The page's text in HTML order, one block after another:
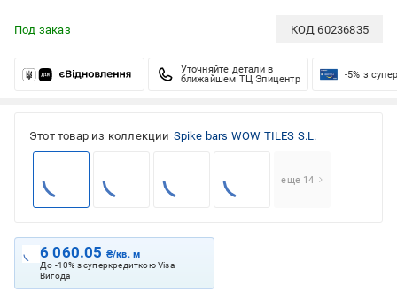
Под заказ КОД60236835
Уточняйте детали в
ближайшем ТЦ Эпицентр
-5% з
Этот товар из коллекции Spike bars WOW TILES S.L.
еще 14
6 060.05 ₴/кв. м
До -10% з суперкредиткою Visa
Вигода